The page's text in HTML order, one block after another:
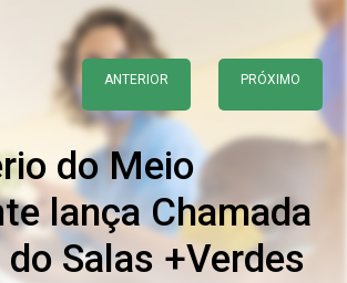
ANTERIOR PRÓXIMO
do Meio
lança Chamada
Salas +Verdes